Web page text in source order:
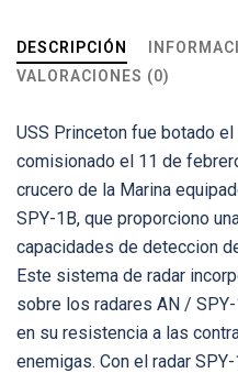
DESCRIPCIÓN
VALORACIONES (0)
USS Princeton fue botado
comisionado el 11 de
crucero de la Marina
SPY-1B, que proporciono
capacidades de deteccion
Este sistema de radar
sobre los radares AN /
en su resistencia a las
enemigas. Con el radar